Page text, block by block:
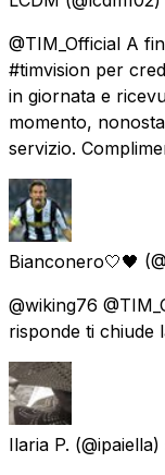
@TIM_Official A
#timvision per
in giornata e
momento,
servizio.
Bianconero🤍🖤
@wiking76
risponde ti chiude
Ilaria P.